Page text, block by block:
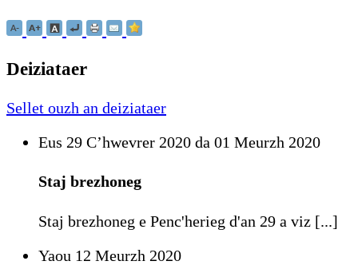
Deiziataer
Sellet ouzh an deiziataer
Eus 29 Cʼhwevrer 2020 da 01 Meurzh 2020
Staj brezhoneg
Staj brezhoneg e Penc'herieg d'an 29 a viz [...]
Yaou 12 Meurzh 2020